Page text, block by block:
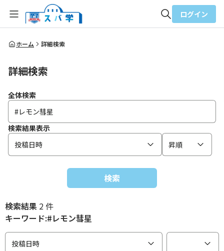
全体検索
ログイン
ホーム 詳細検索
詳細検索
全体検索
検索結果表示
投稿日時
昇順
検索
検索結果 2 件
キーワード:#レモン彗星
投稿日時